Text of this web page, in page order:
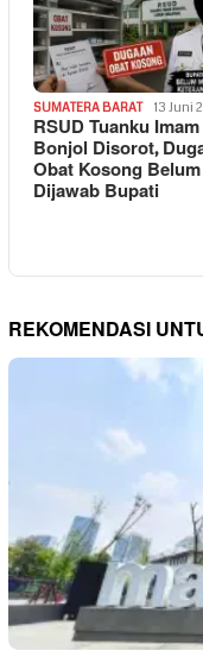
SUMATERA BARAT 13 Juni
RSUD Tuanku Imam
Bonjol Disorot,
Obat Kosong Belum
Dijawab Bupati
REKOMENDASI